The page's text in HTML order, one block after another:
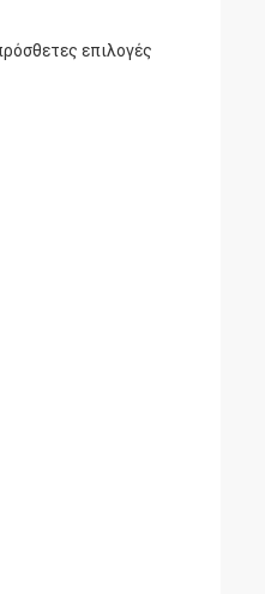
επιλογές